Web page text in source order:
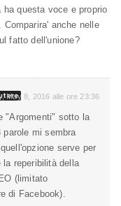
ha questa voce e proprio
anche nelle
fatto dell'unione?
May 8, 2016 alle ore 23:36
"Argomenti" sotto la
parole mi sembra
serve per
reperibilità della
(limitato
di Facebook).